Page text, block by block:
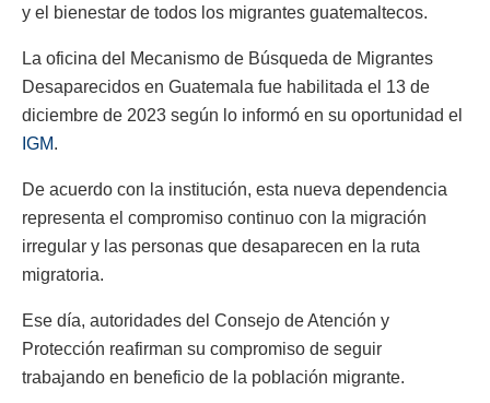
y el bienestar de todos los migrantes guatemaltecos.
La oficina del Mecanismo de Búsqueda de Migrantes
Desaparecidos en Guatemala fue habilitada el 13 de
diciembre de 2023 según lo informó en su oportunidad el
IGM.
De acuerdo con la institución, esta nueva dependencia
representa el compromiso continuo con la migración
irregular y las personas que desaparecen en la ruta
migratoria.
Ese día, autoridades del Consejo de Atención y
Protección reafirman su compromiso de seguir
trabajando en beneficio de la población migrante.